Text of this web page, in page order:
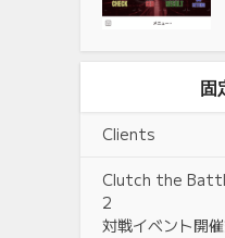
固
Clients
Clutch the
2
対戦イベント開